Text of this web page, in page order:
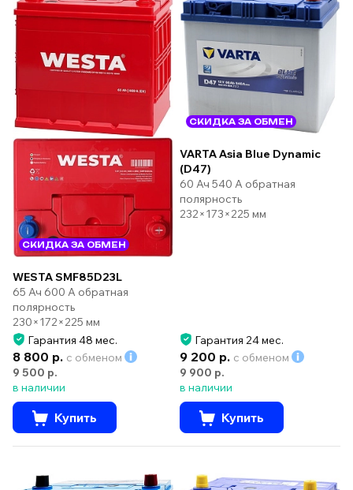
СКИДКА ЗА ОБМЕН
WESTA SMF85D23L
65 Ач 600 А обратная
полярность
230×172×225 мм
Гарантия 48 мес.
8 800 р. с обменом
9 500 р.
в наличии
Купить
СКИДКА ЗА ОБМЕН
VARTA Asia Blue Dynamic
(D47)
60 Ач 540 А обратная
полярность
232×173×225 мм
Гарантия 24 мес.
9 200 р. с обменом
9 900 р.
в наличии
Купить